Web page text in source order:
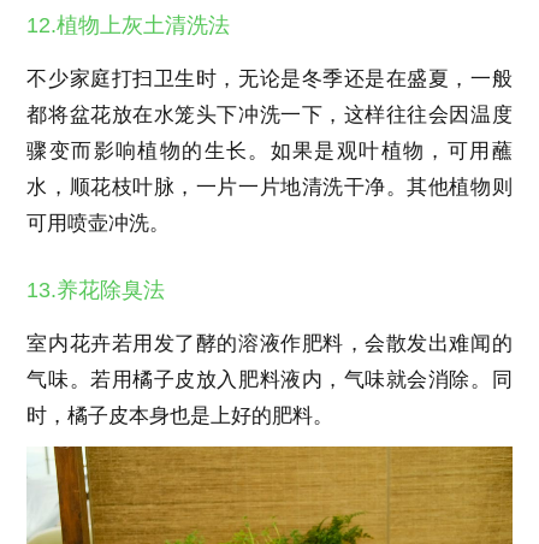
12.植物上灰土清洗法
不少家庭打扫卫生时，无论是冬季还是在盛夏，一般
都将盆花放在水笼头下冲洗一下，这样往往会因温度
骤变而影响植物的生长。如果是观叶植物，可用蘸
水，顺花枝叶脉，一片一片地清洗干净。其他植物则
可用喷壶冲洗。
13.养花除臭法
室内花卉若用发了酵的溶液作肥料，会散发出难闻的
气味。若用橘子皮放入肥料液内，气味就会消除。同
时，橘子皮本身也是上好的肥料。